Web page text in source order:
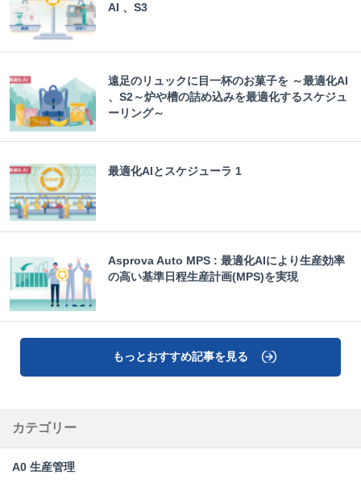
AI 、S3
遠足のリュックに目一杯のお菓子を ～最適化AI
、S2～炉や槽の詰め込みを最適化するスケジュ
ーリング～
最適化AIとスケジューラ 1
Asprova Auto MPS : 最適化AIにより生産効率
の高い基準日程生産計画(MPS)を実現
もっとおすすめ記事を見る
カテゴリー
A0 生産管理